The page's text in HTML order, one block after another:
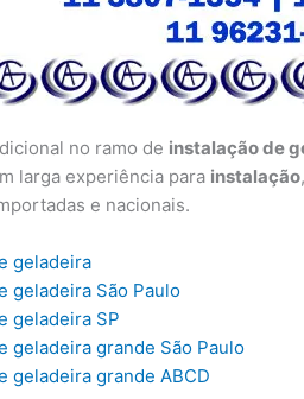
no ramo de instalação de
larga experiência para instalação
e nacionais.
geladeira
geladeira São Paulo
geladeira SP
geladeira grande São Paulo
geladeira grande ABCD